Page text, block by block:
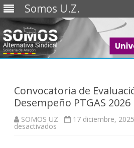
Somos U.Z.
Saltar
Convocatoria de
Desempeño PTGAS 2026
SOMOS UZ 17 diciembre, 2025
desactivados